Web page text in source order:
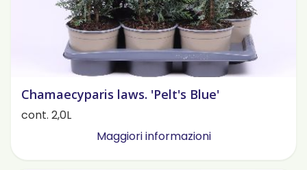
Chamaecyparis laws. 'Pelt's Blue'
cont. 2,0L
Maggiori informazioni